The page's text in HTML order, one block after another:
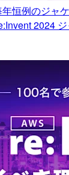
恒例のジャ
2024